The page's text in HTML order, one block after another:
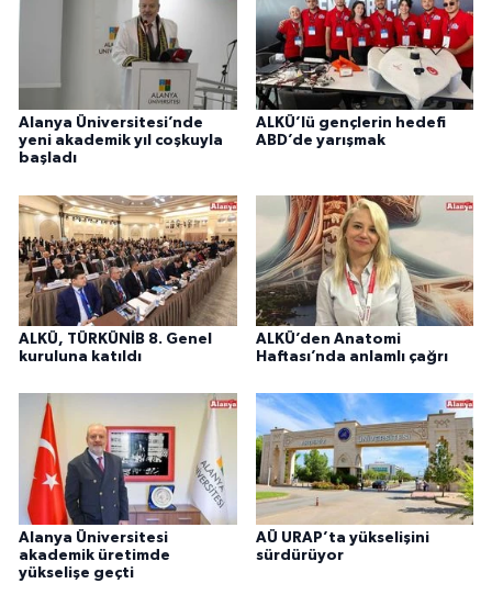
Alanya Üniversitesi’nde
yeni akademik yıl coşkuyla
başladı
ALKÜ’lü gençlerin hedefi
ABD’de yarışmak
ALKÜ, TÜRKÜNİB 8. Genel
kuruluna katıldı
ALKÜ’den Anatomi
Haftası’nda anlamlı çağrı
Alanya Üniversitesi
akademik üretimde
yükselişe geçti
AÜ URAP’ta yükselişini
sürdürüyor